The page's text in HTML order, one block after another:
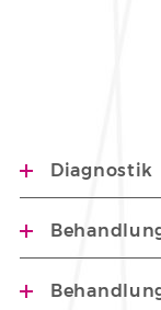
Diagnostik